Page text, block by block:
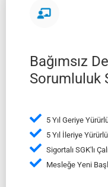
Bağımsız
Sorumluluk
5 Yıl Geriye
5 Yıl İleriye
Sigortalı SGK'lı
Mesleğe Yeni